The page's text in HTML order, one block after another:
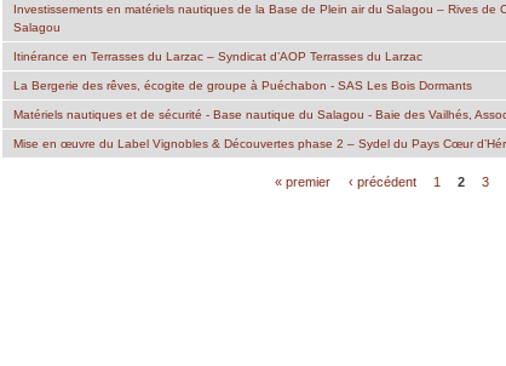
Investissements en matériels nautiques de la Base de Plein air du Salagou – Rives de
Salagou
Itinérance en Terrasses du Larzac – Syndicat d’AOP Terrasses du Larzac
La Bergerie des rêves, écogite de groupe à Puéchabon - SAS Les Bois Dormants
Matériels nautiques et de sécurité - Base nautique du Salagou - Baie des Vailhés,
Mise en œuvre du Label Vignobles & Découvertes phase 2 – Sydel du Pays Cœur
« premier ‹ précédent 1 2 3